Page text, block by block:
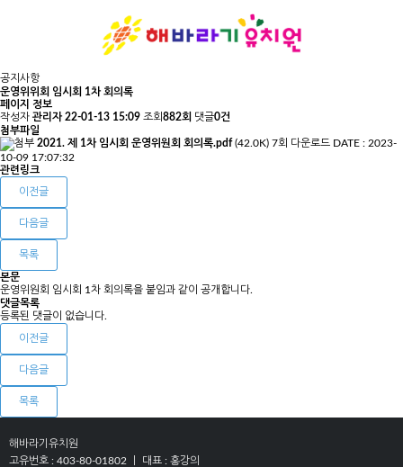
공지사항
운영위위회 임시회 1차 회의록
페이지 정보
작성자 관리자 22-01-13 15:09 조회882회 댓글0건
첨부파일
2021. 제 1차 임시회 운영위원회 회의록.pdf(42.0K) 7회 다운로드 DATE : 2023-
10-09 17:07:32
관련링크
이전글
다음글
목록
본문
운영위원회 임시회 1차 회의록을 붙임과 같이 공개합니다.
댓글목록
등록된 댓글이 없습니다.
이전글
다음글
목록
해바라기유치원
고유번호 : 403-80-01802 ㅣ 대표 : 홍강의